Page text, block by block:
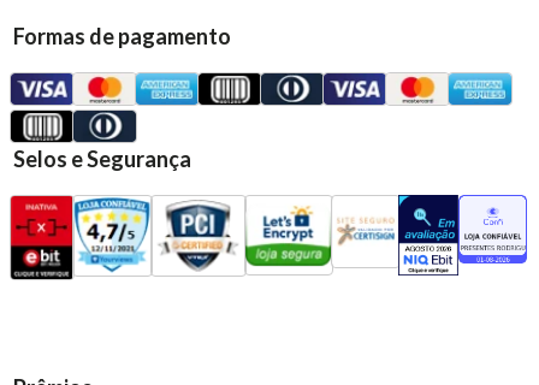
Formas de pagamento
Selos e Segurança